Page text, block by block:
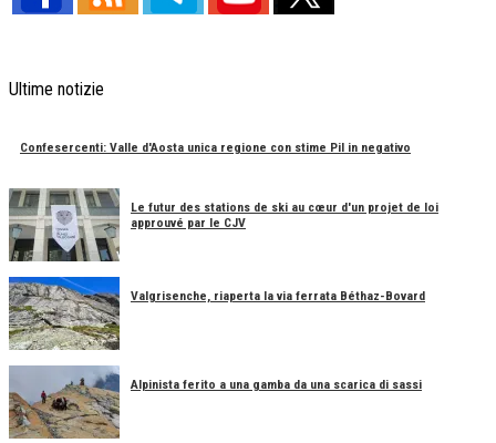
Ultime notizie
Confesercenti: Valle d'Aosta unica regione con stime Pil in negativo
Le futur des stations de ski au cœur d'un projet de loi
approuvé par le CJV
Valgrisenche, riaperta la via ferrata Béthaz-Bovard
Alpinista ferito a una gamba da una scarica di sassi